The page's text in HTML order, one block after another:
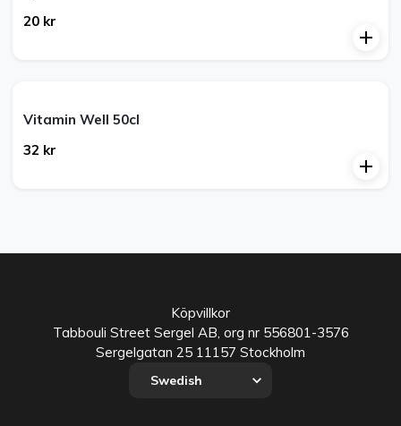
20 kr
Vitamin Well 50cl
32 kr
Köpvillkor
Tabbouli Street Sergel AB, org nr 556801-3576
Sergelgatan 25 11157 Stockholm
Swedish